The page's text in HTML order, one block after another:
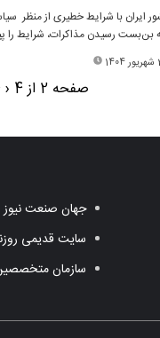
ایران با شرایط خطیری از منظر
بن‌بست رسیدن مذاکرات، شرایط را
صفحه 2 از 4 ‹
جهان صنعت نیوز
سایت قدیمی
سازمان